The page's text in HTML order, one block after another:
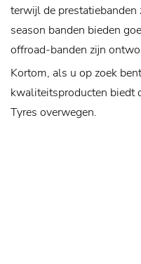
terwijl de
season banden bieden
offroad-banden zijn
Kortom, als u op zoek
kwaliteitsproducten biedt
Tyres overwegen.